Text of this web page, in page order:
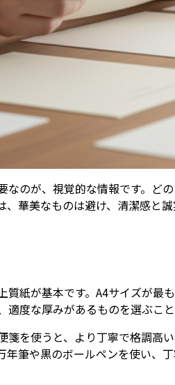
なのが、視覚的な情報です。ど
、華美なものは避け、清潔感と
質紙が基本です。A4サイズが最
適度な厚みがあるものを選ぶこ
箋を使うと、より丁寧で格調高
年筆や黒のボールペンを使い、